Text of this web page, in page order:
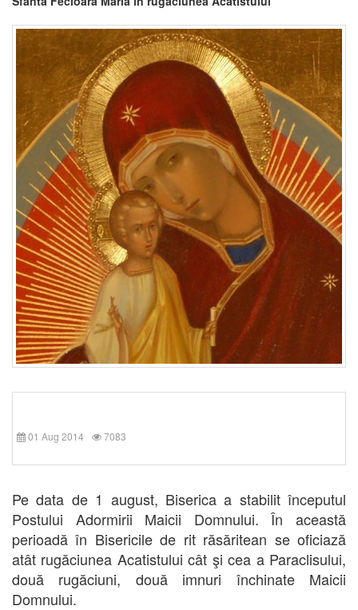
01 Aug 2014 7083
Pe data de 1 august, Biserica a stabilit începutul
Postului Adormirii Maicii Domnului. În această
perioadă în Bisericile de rit răsăritean se oficiază
atât rugăciunea Acatistului cât şi cea a Paraclisului,
două rugăciuni, două imnuri închinate Maicii
Domnului.